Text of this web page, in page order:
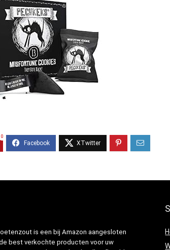
0
is een bij Amazon aangesloten
best verkochte producten voor uw